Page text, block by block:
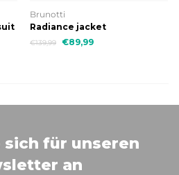
Brunotti
Radiance jacket
€139,99 €89,99
sich für unseren
an